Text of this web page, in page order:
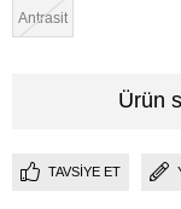
Antrasit
Ürün
TAVSIYE ET